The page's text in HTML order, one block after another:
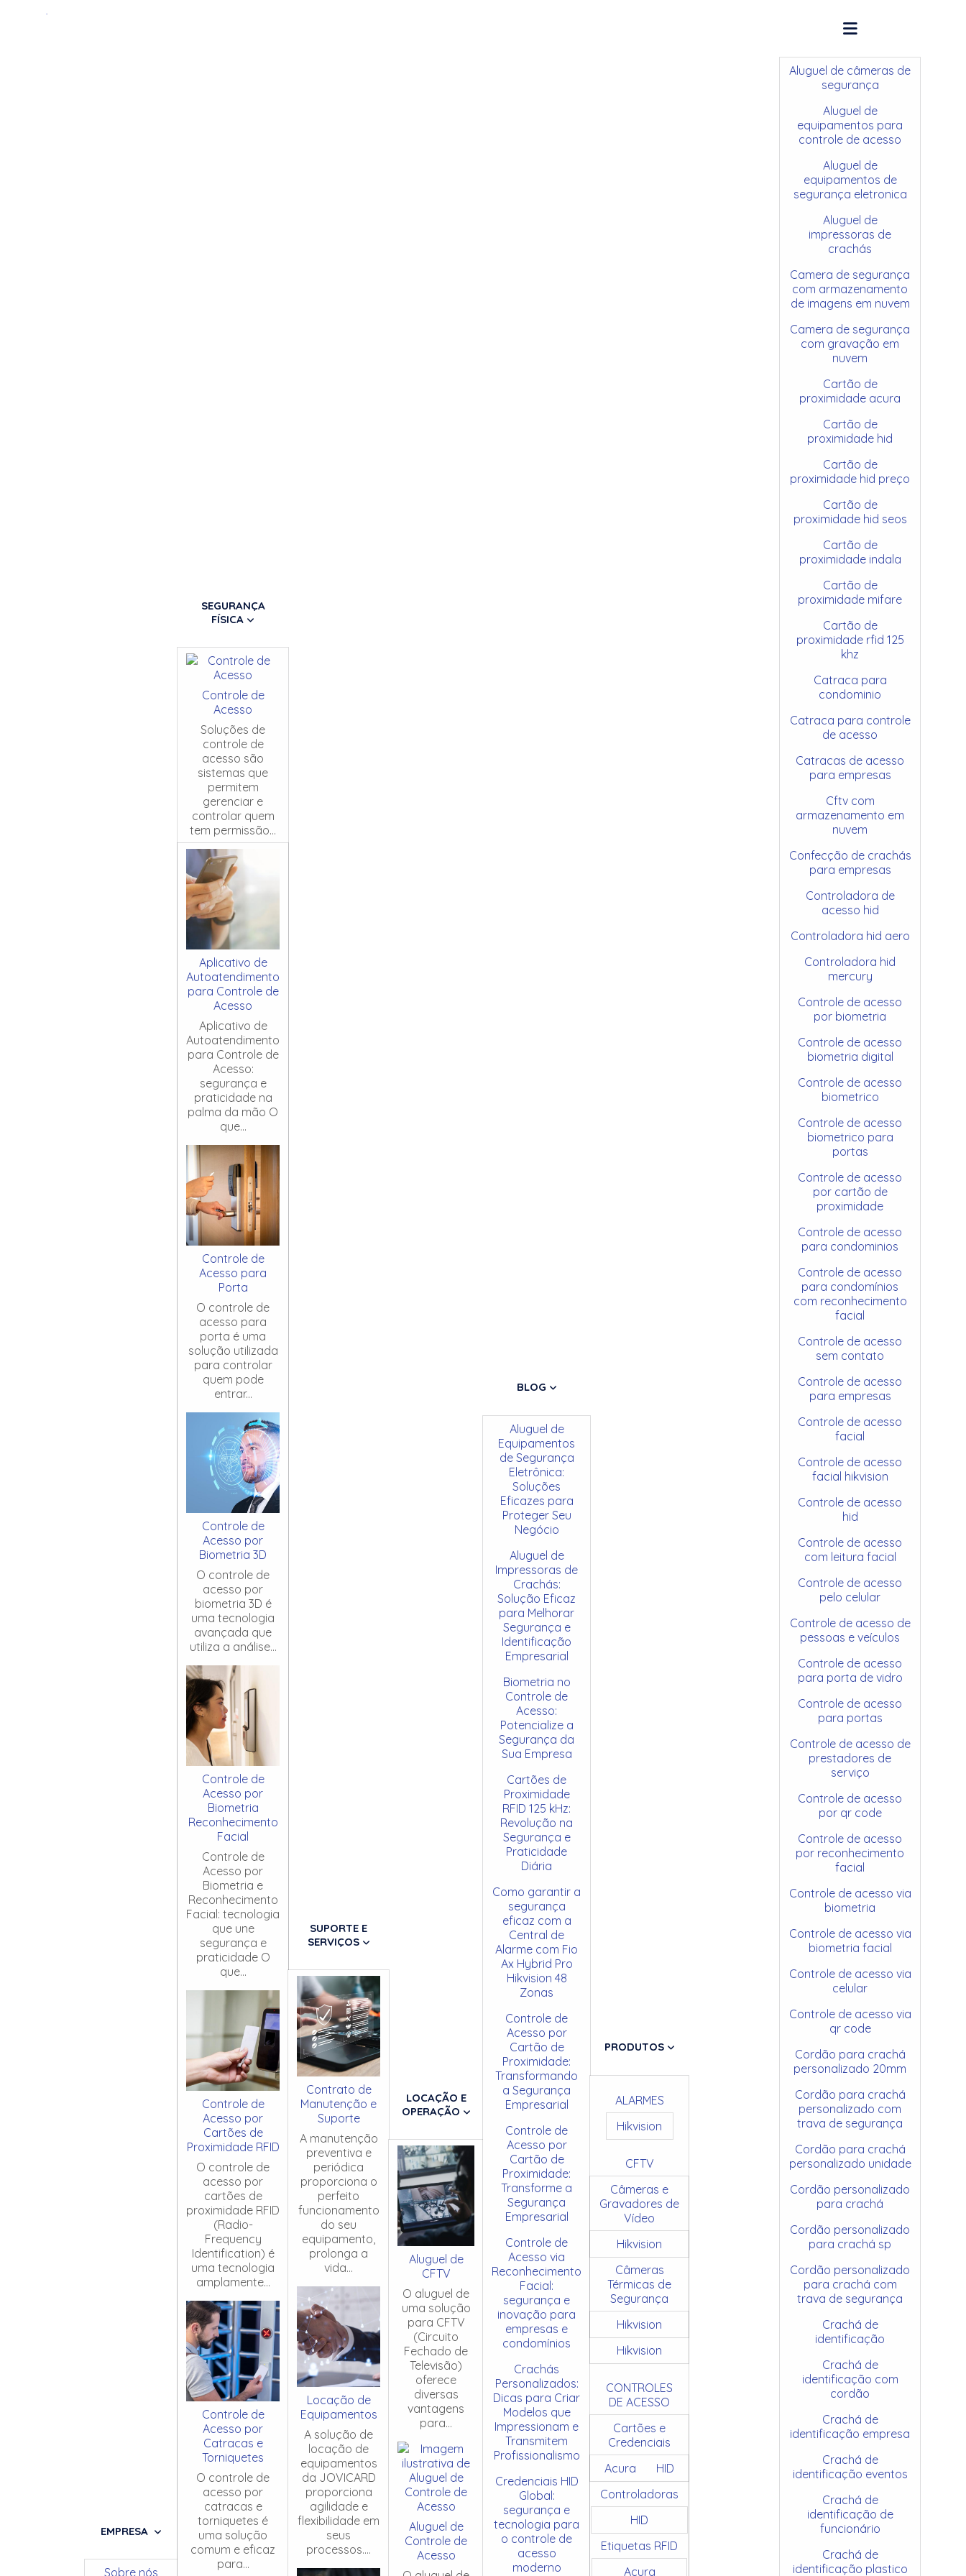
EMPRESA
Sobre nós
SEGURANÇA
FÍSICA
Controle de
Acesso
Soluções de
controle de
acesso são
sistemas que
permitem
gerenciar e
controlar quem
tem permissão...
Aplicativo de
Autoatendimento
para Controle de
Acesso
Aplicativo de
Autoatendimento
para Controle de
Acesso:
segurança e
praticidade na
palma da mão O
que...
Controle de
Acesso para
Porta
O controle de
acesso para
porta é uma
solução utilizada
para controlar
quem pode
entrar...
Controle de
Acesso por
Biometria 3D
O controle de
acesso por
biometria 3D é
uma tecnologia
avançada que
utiliza a análise...
Controle de
Acesso por
Biometria
Reconhecimento
Facial
Controle de
Acesso por
Biometria e
Reconhecimento
Facial: tecnologia
que une
segurança e
praticidade O
que...
Controle de
Acesso por
Cartões de
Proximidade RFID
O controle de
acesso por
cartões de
proximidade RFID
(Radio-
Frequency
Identification) é
uma tecnologia
amplamente...
Controle de
Acesso por
Catracas e
Torniquetes
O controle de
acesso por
catracas e
torniquetes é
uma solução
comum e eficaz
para...
SUPORTE E
SERVIÇOS
Contrato de
Manutenção e
Suporte
A manutenção
preventiva e
periódica
proporciona o
perfeito
funcionamento
do seu
equipamento,
prolonga a
vida...
Locação de
Equipamentos
A solução de
locação de
equipamentos
da JOVICARD
proporciona
agilidade e
flexibilidade em
seus
processos....
LOCAÇÃO E
OPERAÇÃO
Aluguel de
CFTV
O aluguel de
uma solução
para CFTV
(Circuito
Fechado de
Televisão)
oferece
diversas
vantagens
para...
Aluguel de
Controle de
Acesso
BLOG
Aluguel de
Equipamentos
de Segurança
Eletrônica:
Soluções
Eficazes para
Proteger Seu
Negócio
Aluguel de
Impressoras de
Crachás:
Solução Eficaz
para Melhorar
Segurança e
Identificação
Empresarial
Biometria no
Controle de
Acesso:
Potencialize a
Segurança da
Sua Empresa
Cartões de
Proximidade
RFID 125 kHz:
Revolução na
Segurança e
Praticidade
Diária
Como garantir a
segurança
eficaz com a
Central de
Alarme com Fio
Ax Hybrid Pro
Hikvision 48
Zonas
Controle de
Acesso por
Cartão de
Proximidade:
Transformando
a Segurança
Empresarial
Controle de
Acesso por
Cartão de
Proximidade:
Transforme a
Segurança
Empresarial
Controle de
Acesso via
Reconhecimento
Facial:
segurança e
inovação para
empresas e
condomínios
Crachás
Personalizados:
Dicas para Criar
Modelos que
Impressionam e
Transmitem
Profissionalismo
Credenciais HID
Global:
segurança e
tecnologia para
o controle de
acesso
moderno
PRODUTOS
ALARMES
Hikvision
CFTV
Câmeras e
Gravadores de
Vídeo
Hikvision
Câmeras
Térmicas de
Segurança
Hikvision
Hikvision
CONTROLES
DE ACESSO
Cartões e
Credenciais
Acura
HID
Controladoras
HID
Etiquetas RFID
Acura
Aluguel de câmeras de
segurança
Aluguel de
equipamentos para
controle de acesso
Aluguel de
equipamentos de
segurança eletronica
Aluguel de
impressoras de
crachás
Camera de segurança
com armazenamento
de imagens em nuvem
Camera de segurança
com gravação em
nuvem
Cartão de
proximidade acura
Cartão de
proximidade hid
Cartão de
proximidade hid preço
Cartão de
proximidade hid seos
Cartão de
proximidade indala
Cartão de
proximidade mifare
Cartão de
proximidade rfid 125
khz
Catraca para
condominio
Catraca para controle
de acesso
Catracas de acesso
para empresas
Cftv com
armazenamento em
nuvem
Confecção de crachás
para empresas
Controladora de
acesso hid
Controladora hid aero
Controladora hid
mercury
Controle de acesso
por biometria
Controle de acesso
biometria digital
Controle de acesso
biometrico
Controle de acesso
biometrico para
portas
Controle de acesso
por cartão de
proximidade
Controle de acesso
para condominios
Controle de acesso
para condomínios
com reconhecimento
facial
Controle de acesso
sem contato
Controle de acesso
para empresas
Controle de acesso
facial
Controle de acesso
facial hikvision
Controle de acesso
hid
Controle de acesso
com leitura facial
Controle de acesso
pelo celular
Controle de acesso de
pessoas e veículos
Controle de acesso
para porta de vidro
Controle de acesso
para portas
Controle de acesso de
prestadores de
serviço
Controle de acesso
por qr code
Controle de acesso
por reconhecimento
facial
Controle de acesso via
biometria
Controle de acesso via
biometria facial
Controle de acesso via
celular
Controle de acesso via
qr code
Cordão para crachá
personalizado 20mm
Cordão para crachá
personalizado com
trava de segurança
Cordão para crachá
personalizado unidade
Cordão personalizado
para crachá
Cordão personalizado
para crachá sp
Cordão personalizado
para crachá com
trava de segurança
Crachá de
identificação
Crachá de
identificação com
cordão
Crachá de
identificação empresa
Crachá de
identificação eventos
Crachá de
identificação de
funcionário
Crachá de
identificação plastico